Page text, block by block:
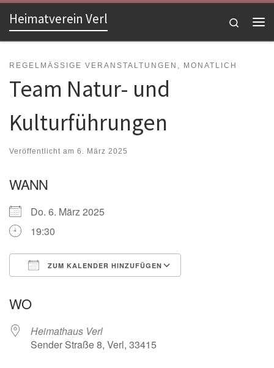
Zum Inhalt springen
Heimatverein Verl
Search
REGELMÄSSIGE VERANSTALTUNGEN, MONATLICH
Team Natur- und
Kulturführungen
Veröffentlicht am 6. März 2025
WANN
Do. 6. März 2025
19:30
ZUM KALENDER HINZUFÜGEN
WO
Heimathaus Verl
Sender Straße 8, Verl, 33415